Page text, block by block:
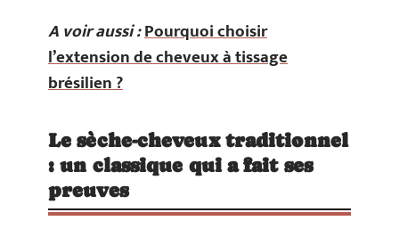
A voir aussi :Pourquoi choisir
l’extension de cheveux à tissage
brésilien ?
Le sèche-cheveux traditionnel
: un classique qui a fait ses
preuves